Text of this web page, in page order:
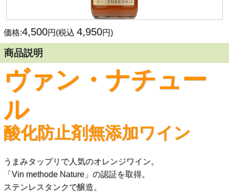
価格:4,500円(税込 4,950円)
商品説明
ヴァン・ナチュー
ル
酸化防止剤無添加ワイン
うまみタップリで人気のオレンジワイン。
「Vin methode Nature」の認証を取得。
ステンレスタンクで醸造。